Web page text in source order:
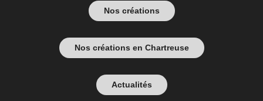
Nos créations
Nos créations en Chartreuse
Actualités